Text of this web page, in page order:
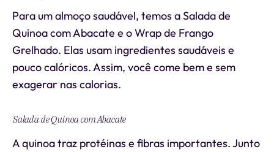
Para um almoço saudável, temos a Salada de
Quinoa com Abacate e o Wrap de Frango
Grelhado. Elas usam ingredientes saudáveis e
pouco calóricos. Assim, você come bem e sem
exagerar nas calorias.
Salada de Quinoa com Abacate
A quinoa traz protéinas e fibras importantes. Junto